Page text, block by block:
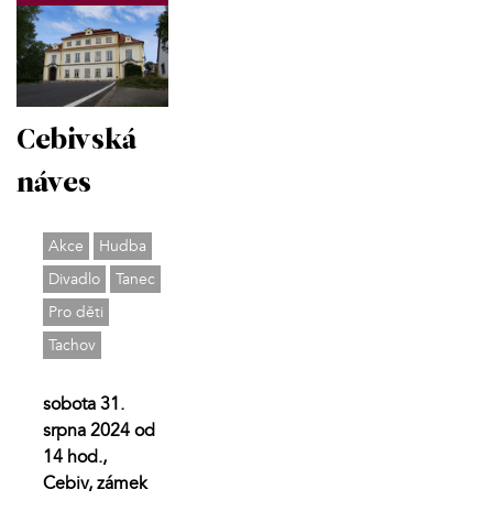
Cebivská
náves
Akce
Hudba
Divadlo
Tanec
Pro děti
Tachov
sobota 31.
srpna 2024 od
14 hod.,
Cebiv, zámek